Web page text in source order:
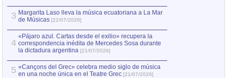
3 Margarita Laso lleva la música ecuatoriana a La Mar
de Músicas [22/07/2026]
4
«Pájaro azul. Cartas desde el exilio» recupera la
correspondencia inédita de Mercedes Sosa durante
la dictadura argentina [21/07/2026]
5 «Cançons del Grec» celebra medio siglo de música
en una noche única en el Teatre Grec [21/07/2026]